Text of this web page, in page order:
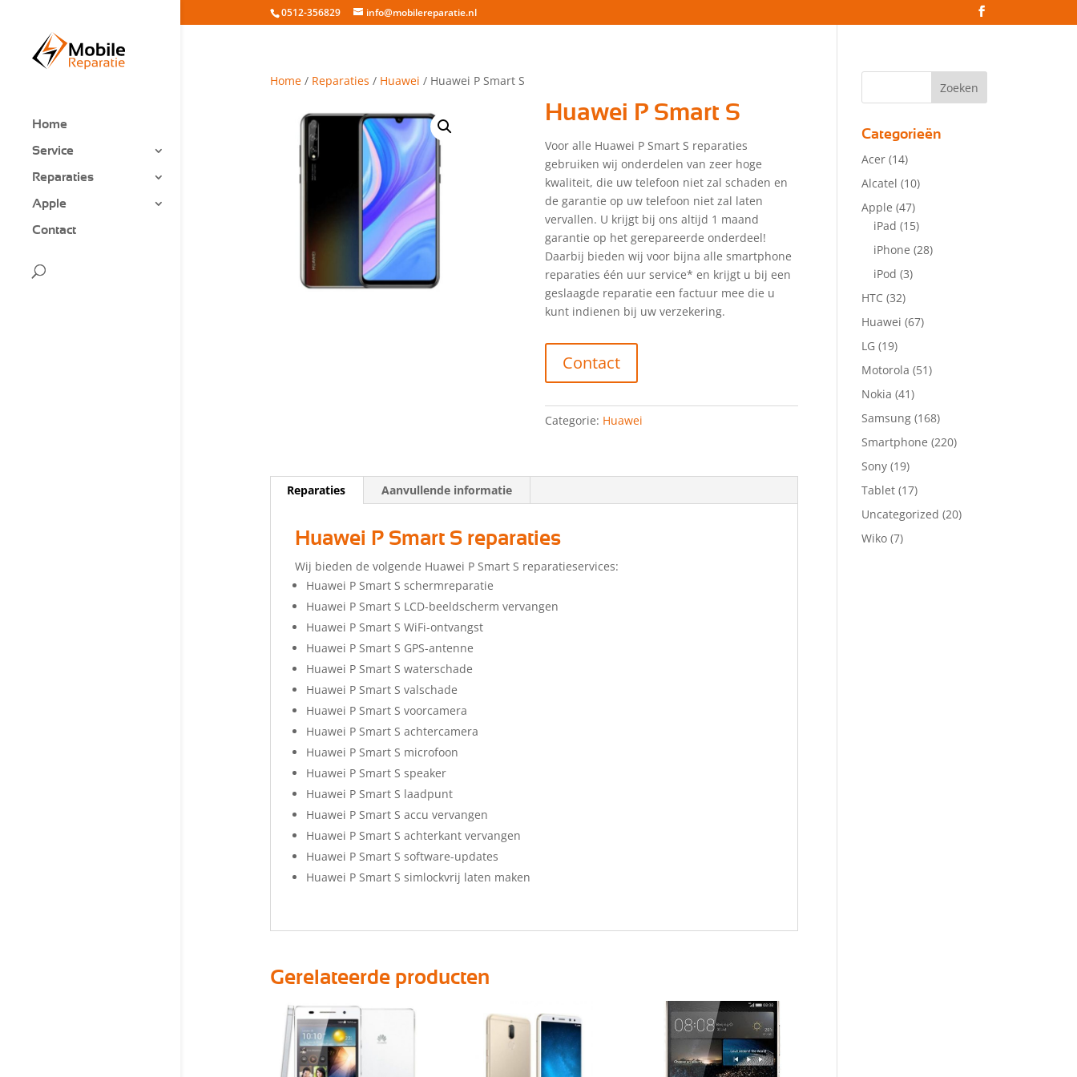
0512-356829 info@mobilereparatie.nl
Home
Service
Reparaties
Apple
Contact
Home/ Reparaties / Huawei / Huawei P Smart S
Huawei P Smart S
Voor alle Huawei P Smart S reparaties
gebruiken wij onderdelen van zeer hoge
kwaliteit, die uw telefoon niet zal schaden en
de garantie op uw telefoon niet zal laten
vervallen. U krijgt bij ons altijd 1 maand
garantie op het gerepareerde onderdeel!
Daarbij bieden wij voor bijna alle smartphone
reparaties één uur service* en krijgt u bij een
geslaagde reparatie een factuur mee die u
kunt indienen bij uw verzekering.
Contact
Categorie: Huawei
Reparaties Aanvullende informatie
Huawei P Smart S reparaties
Wij bieden de volgende Huawei P Smart S reparatieservices:
Huawei P Smart S schermreparatie
Huawei P Smart S LCD-beeldscherm vervangen
Huawei P Smart S WiFi-ontvangst
Huawei P Smart S GPS-antenne
Huawei P Smart S waterschade
Huawei P Smart S valschade
Huawei P Smart S voorcamera
Huawei P Smart S achtercamera
Huawei P Smart S microfoon
Huawei P Smart S speaker
Huawei P Smart S laadpunt
Huawei P Smart S accu vervangen
Huawei P Smart S achterkant vervangen
Huawei P Smart S software-updates
Huawei P Smart S simlockvrij laten maken
Gerelateerde producten
Categorieën
Acer (14)
Alcatel (10)
Apple (47)
iPad (15)
iPhone (28)
iPod (3)
HTC (32)
Huawei (67)
LG (19)
Motorola (51)
Nokia (41)
Samsung (168)
Smartphone (220)
Sony (19)
Tablet (17)
Uncategorized (20)
Wiko (7)